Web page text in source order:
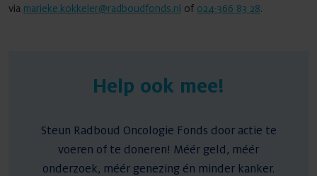
via marieke.kokkeler@radboudfonds.nl of 024-366 83 28.
Help ook mee!
Steun Radboud Oncologie Fonds door actie te
voeren of te doneren! Méér geld, méér
onderzoek, méér genezing én minder kanker.